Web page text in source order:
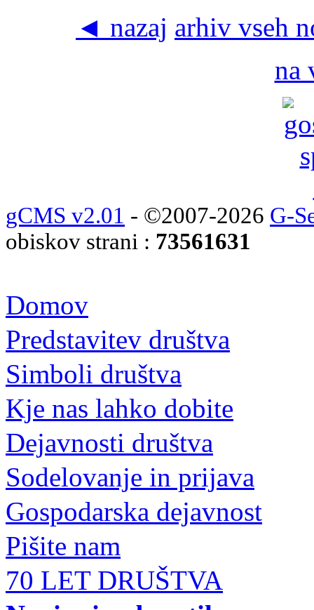
◄ nazaj arhiv vseh
na
gCMS v2.01 - ©2007-2026 G-
obiskov strani : 73561631
Domov
Predstavitev društva
Simboli društva
Kje nas lahko dobite
Dejavnosti društva
Sodelovanje in prijava
Gospodarska dejavnost
Pišite nam
70 LET DRUŠTVA